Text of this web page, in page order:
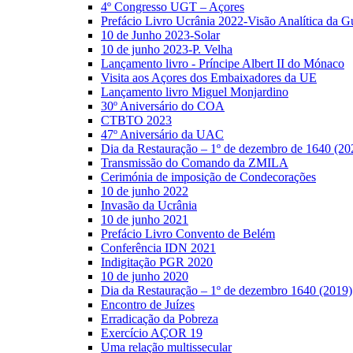
4º Congresso UGT – Açores
Prefácio Livro Ucrânia 2022-Visão Analítica da
10 de Junho 2023-Solar
10 de junho 2023-P. Velha
Lançamento livro - Príncipe Albert II do Mónaco
Visita aos Açores dos Embaixadores da UE
Lançamento livro Miguel Monjardino
30º Aniversário do COA
CTBTO 2023
47º Aniversário da UAC
Dia da Restauração – 1º de dezembro de 1640
Transmissão do Comando da ZMILA
Cerimónia de imposição de Condecorações
10 de junho 2022
Invasão da Ucrânia
10 de junho 2021
Prefácio Livro Convento de Belém
Conferência IDN 2021
Indigitação PGR 2020
10 de junho 2020
Dia da Restauração – 1º de dezembro 1640 (2019)
Encontro de Juízes
Erradicação da Pobreza
Exercício AÇOR 19
Uma relação multissecular